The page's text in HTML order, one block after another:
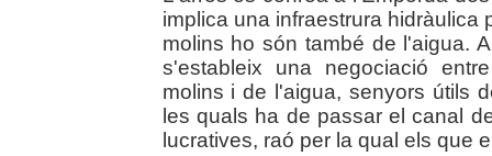
implica una infraestrura hidràulica
molins ho són també de l'aigua.
s'estableix una negociació
molins i de l'aigua, senyors útils
les quals ha de passar el canal
lucratives, raó per la qual els que